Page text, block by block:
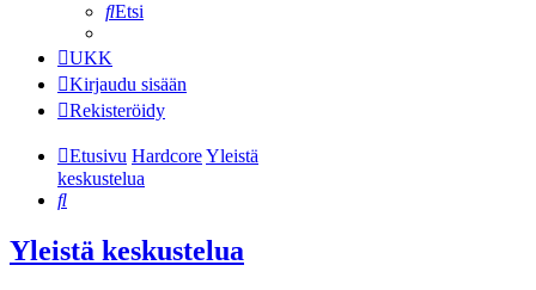
Etsi
UKK
Kirjaudu sisään
Rekisteröidy
Etusivu HardcoreYleistä
keskustelua
Etsi
Yleistä keskustelua